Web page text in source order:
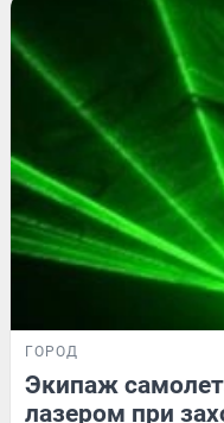
ГОРОД
Экипаж
лазером при